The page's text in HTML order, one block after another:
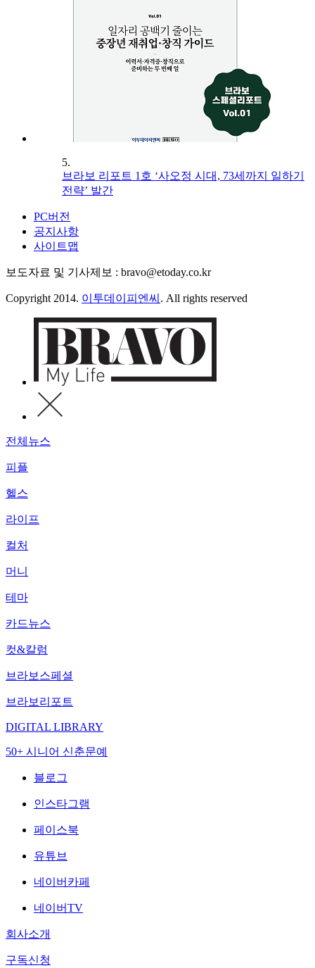
5.
브라보 리포트 1호 ‘사오정 시대, 73세까지 일하기
전략’ 발간
PC버전
공지사항
사이트맵
보도자료 및 기사제보 : bravo@etoday.co.kr
Copyright 2014. 이투데이피엔씨 . All rights reserved
전체뉴스
피플
헬스
라이프
컬처
머니
테마
카드뉴스
컷&칼럼
브라보스페셜
브라보리포트
DIGITAL LIBRARY
50+ 시니어 신춘문예
블로그
인스타그램
페이스북
유튜브
네이버카페
네이버TV
회사소개
구독신청